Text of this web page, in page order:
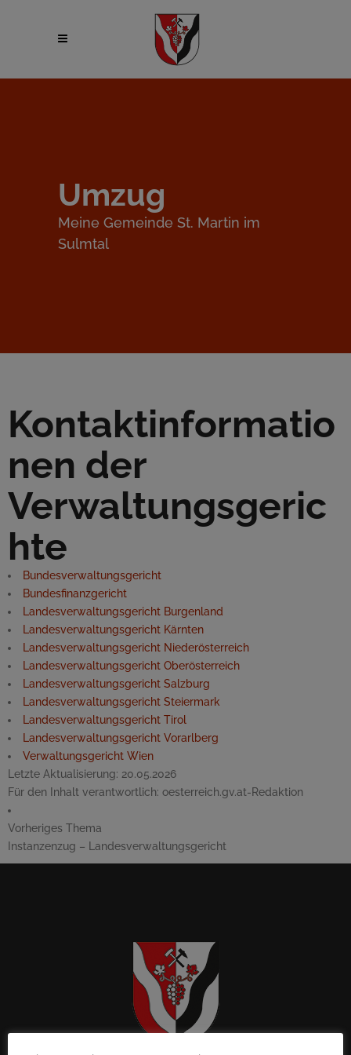
Umzug
Meine Gemeinde St. Martin im
Sulmtal
Kontaktinformatio
nen der
Verwaltungsgeric
hte
Bundesverwaltungsgericht
Bundesfinanzgericht
Landesverwaltungsgericht Burgenland
Landesverwaltungsgericht Kärnten
Landesverwaltungsgericht Niederösterreich
Landesverwaltungsgericht Oberösterreich
Landesverwaltungsgericht Salzburg
Landesverwaltungsgericht Steiermark
Landesverwaltungsgericht Tirol
Landesverwaltungsgericht Vorarlberg
Verwaltungsgericht Wien
Letzte Aktualisierung: 20.05.2026
Für den Inhalt verantwortlich: oesterreich.gv.at-Redaktion
Vorheriges Thema
Instanzenzug – Landesverwaltungsgericht